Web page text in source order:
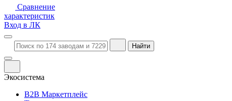
Сравнение
характеристик
Вход в ЛК
Найти
Экосистема
B2B Маркетплейс